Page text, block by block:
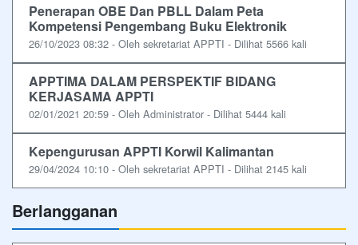
Penerapan OBE Dan PBLL Dalam Peta
Kompetensi Pengembang Buku Elektronik
26/10/2023 08:32 - Oleh sekretariat APPTI - Dilihat 5566 kali
APPTIMA DALAM PERSPEKTIF BIDANG
KERJASAMA APPTI
02/01/2021 20:59 - Oleh Administrator - Dilihat 5444 kali
Kepengurusan APPTI Korwil Kalimantan
29/04/2024 10:10 - Oleh sekretariat APPTI - Dilihat 2145 kali
Berlangganan